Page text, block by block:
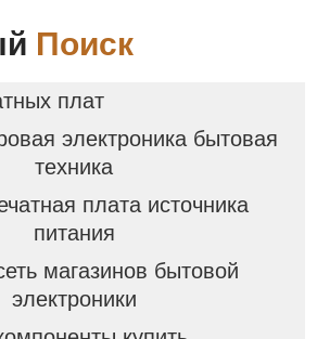
Поиск
плат
электроника бытовая
техника
плата источника
питания
магазинов бытовой
электроники